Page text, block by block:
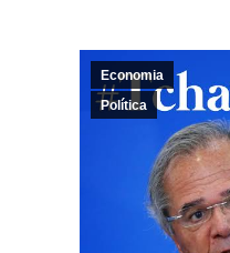
Economia
Política